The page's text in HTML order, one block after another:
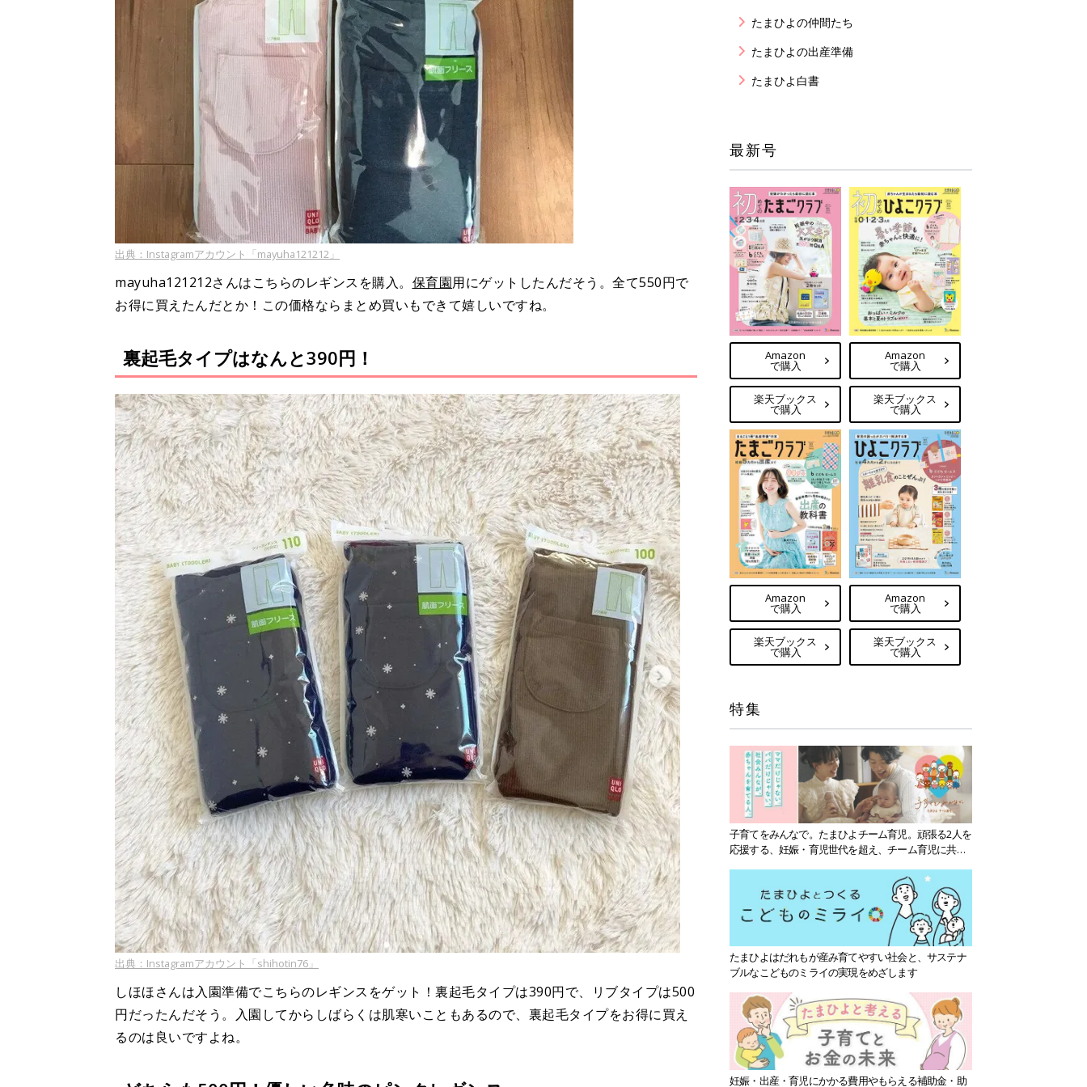
出典：Instagramアカウント「mayuha121212」
mayuha121212さんはこちらのレギンスを購入。 保育園用にゲットしたんだそう。全て550円で
お得に買えたんだとか！この価格ならまとめ買いもできて嬉しいですね。
裏起毛タイプはなんと390円！
出典：Instagramアカウント「shihotin76」
しほほさんは入園準備でこちらのレギンスをゲット！裏起毛タイプは390円で、リブタイプは500
円だったんだそう。入園してからしばらくは肌寒いこともあるので、裏起毛タイプをお得に買え
るのは良いですよね。
たまひよの仲間たち
たまひよの出産準備
たまひよ白書
最新号
Amazon
で購入
楽天ブックス
で購入
Amazon
で購入
楽天ブックス
で購入
Amazon
で購入
楽天ブックス
で購入
Amazon
で購入
楽天ブックス
で購入
特集
子育てをみんなで。たまひよチーム育児。頑張る2人を
応援する、妊娠・育児世代を超え、チーム育児に共感
たまひよはだれもが産み育てやすい社会と、サステナ
ブルなこどものミライの実現をめざします
妊娠・出産・育児にかかる費用やもらえる補助金・助